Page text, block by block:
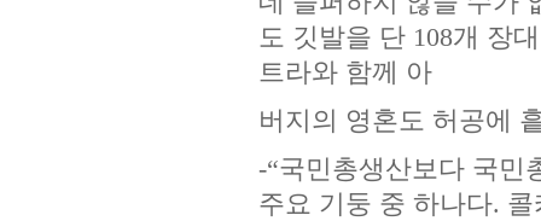
도 깃발을 단 108개 장
트라와 함께 아
버지의 영혼도 허공에
-“국민총생산보다 국민
주요 기둥 중 하나다.